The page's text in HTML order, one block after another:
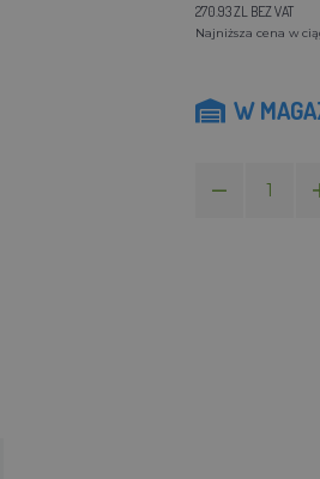
270.93 ZL BEZ VAT
Najniższa cena w
W